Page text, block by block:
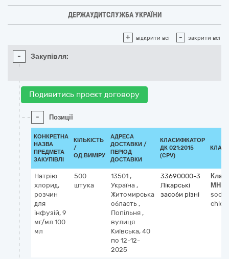
ДЕРЖАУДИТСЛУЖБА УКРАЇНИ
+ відкрити всі - закрити всі
- Закупівля:
Подивитись проект договору
- Позиції
КОНКРЕТНА
НАЗВА
ПРЕДМЕТА
ЗАКУПІВЛІ
КІЛЬКІСТЬ
/
ОД.ВИМІРУ
АДРЕСА
ДОСТАВКИ /
ПЕРІОД
ДОСТАВКИ
КЛАСИФІКАТОР
ДК 021:2015
(CPV)
Натрію
хлорид,
розчин
для
інфузій, 9
мг/мл 100
мл
500
штука
13501 ,
Україна ,
Житомирська
область ,
Попільня ,
вулиця
Київська, 40
по 12-12-
2025
33690000-3
Лікарські
засоби різні
МНН